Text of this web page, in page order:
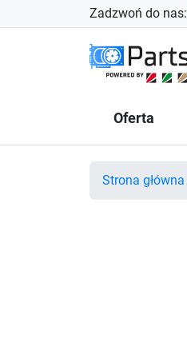
Zadzwoń do nas:
Oferta
Strona główna